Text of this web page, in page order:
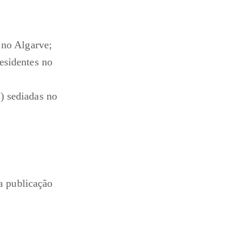
no Algarve;
no
sediadas no
publicação